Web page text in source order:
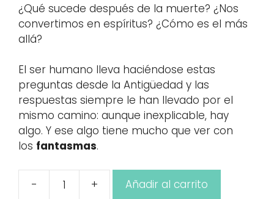
¿Qué sucede después de la muerte? ¿Nos
convertimos en espíritus? ¿Cómo es el más
allá?
El ser humano lleva haciéndose estas
preguntas desde la Antigüedad y las
respuestas siempre le han llevado por el
mismo camino: aunque inexplicable, hay
algo. Y ese algo tiene mucho que ver con
los fantasmas.
- + Añadir al carrito